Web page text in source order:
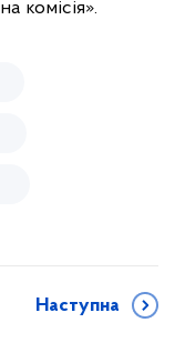
комісія».
Наступна